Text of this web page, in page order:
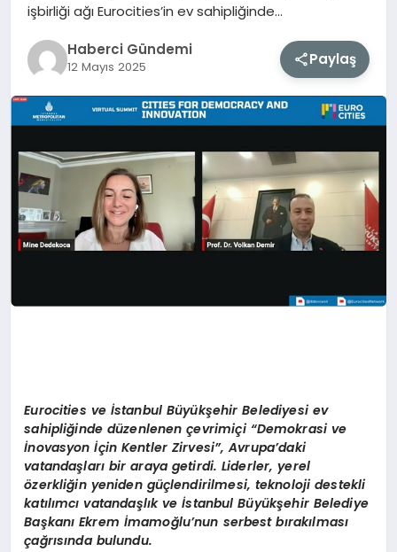
işbirliği ağı Eurocities’in ev sahipliğinde…
Haberci Gündemi
12 Mayıs 2025 Paylaş
Eurocities ve İstanbul Büyükşehir Belediyesi ev
sahipliğinde düzenlenen çevrimiçi “Demokrasi ve
İnovasyon İçin Kentler Zirvesi”, Avrupa’daki
vatandaşları bir araya getirdi. Liderler, yerel
özerkliğin yeniden güçlendirilmesi, teknoloji destekli
katılımcı vatandaşlık ve İstanbul Büyükşehir Belediye
Başkanı Ekrem İmamoğlu’nun serbest bırakılması
çağrısında bulundu.